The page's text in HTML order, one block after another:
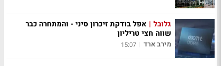
גלובל | אפל בודקת זיכרון סיני - והמתחרה כבר
שווה חצי טריליון
מירב ארד |
15:07